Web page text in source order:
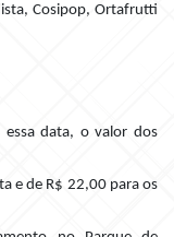
Cosipop, Ortafrutti
data, o valor dos
e de R$ 22,00 para os